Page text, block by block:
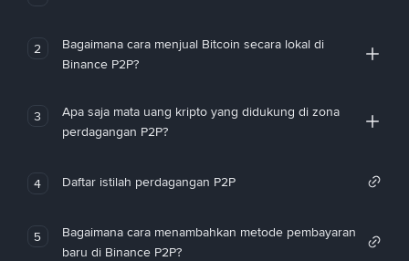
2
Bagaimana cara menjual Bitcoin secara lokal di
Binance P2P?
3
Apa saja mata uang kripto yang didukung di zona
perdagangan P2P?
4 Daftar istilah perdagangan P2P
5
Bagaimana cara menambahkan metode pembayaran
baru di Binance P2P?